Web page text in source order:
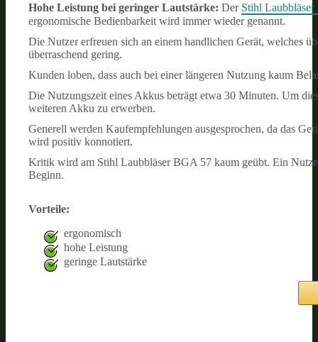
Hohe Leistung bei geringer Lautstärke: Der Stihl
ergonomische Bedienbarkeit wird immer wieder genannt.
Die Nutzer erfreuen sich an einem handlichen Gerät, welches
überraschend gering.
Kunden loben, dass auch bei einer längeren Nutzung kaum
Die Nutzungszeit eines Akkus beträgt etwa 30 Minuten. Um
weiteren Akku zu erwerben.
Generell werden Kaufempfehlungen ausgesprochen, da das
wird positiv konnotiert.
Kritik wird am Stihl Laubbläser BGA 57 kaum geübt. Ein
Beginn.
Vorteile:
ergonomisch
hohe Leistung
geringe Lautstärke